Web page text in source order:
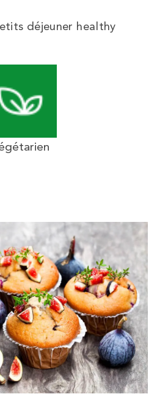
déjeuner healthy